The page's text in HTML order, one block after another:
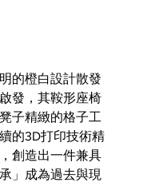
的橙白設計散發
發，其鞍形座椅
子精緻的格子工
的3D打印技術精
創造出一件兼具
」成為過去與現